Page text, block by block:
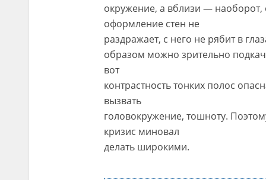
окружение, а вблизи —
оформление стен не
раздражает, с него не рябит в
образом можно зрительно
вот
контрастность тонких полос
вызвать
головокружение, тошноту.
кризис миновал
делать широкими.